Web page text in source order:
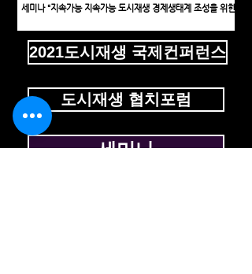
2021도시재생 국제컨퍼런스
도시재생 협치포럼
세미나
세미나 “지속가능 지속가능 도시재생 경제생태계 조성을 위한 금융